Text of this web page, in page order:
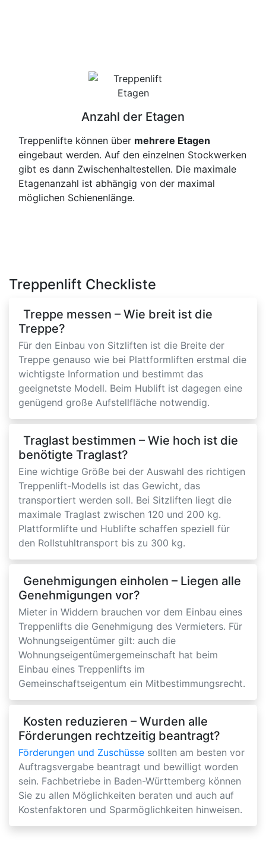
Anzahl der Etagen
Treppenlifte können über mehrere Etagen
eingebaut werden. Auf den einzelnen Stockwerken
gibt es dann Zwischenhaltestellen. Die maximale
Etagenanzahl ist abhängig von der maximal
möglichen Schienenlänge.
Treppenlift Checkliste
Treppe messen – Wie breit ist die
Treppe?
Für den Einbau von Sitzliften ist die Breite der
Treppe genauso wie bei Plattformliften erstmal die
wichtigste Information und bestimmt das
geeignetste Modell. Beim Hublift ist dagegen eine
genügend große Aufstellfläche notwendig.
Traglast bestimmen – Wie hoch ist die
benötigte Traglast?
Eine wichtige Größe bei der Auswahl des richtigen
Treppenlift-Modells ist das Gewicht, das
transportiert werden soll. Bei Sitzliften liegt die
maximale Traglast zwischen 120 und 200 kg.
Plattformlifte und Hublifte schaffen speziell für
den Rollstuhltransport bis zu 300 kg.
Genehmigungen einholen – Liegen alle
Genehmigungen vor?
Mieter in Widdern brauchen vor dem Einbau eines
Treppenlifts die Genehmigung des Vermieters. Für
Wohnungseigentümer gilt: auch die
Wohnungseigentümergemeinschaft hat beim
Einbau eines Treppenlifts im
Gemeinschaftseigentum ein Mitbestimmungsrecht.
Kosten reduzieren – Wurden alle
Förderungen rechtzeitig beantragt?
Förderungen und Zuschüsse sollten am besten vor
Auftragsvergabe beantragt und bewilligt worden
sein. Fachbetriebe in Baden-Württemberg können
Sie zu allen Möglichkeiten beraten und auch auf
Kostenfaktoren und Sparmöglichkeiten hinweisen.